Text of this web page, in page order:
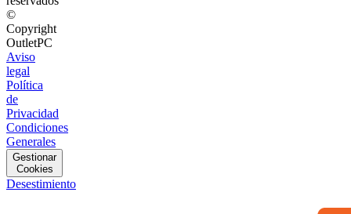
©
Copyright
OutletPC
Aviso
legal
Política
de
Privacidad
Condiciones
Generales
Gestionar
Cookies
Desestimiento